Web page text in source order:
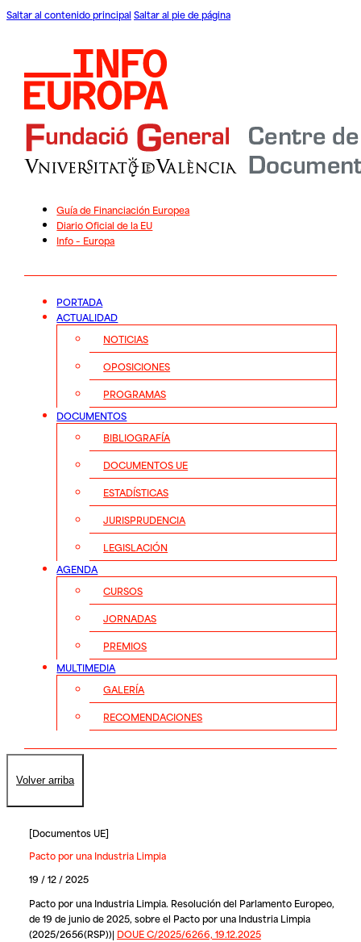
Saltar al contenido principal Saltar al pie de página
Guía de Financiación Europea
Diario Oficial de la EU
Info – Europa
PORTADA
ACTUALIDAD
NOTICIAS
OPOSICIONES
PROGRAMAS
DOCUMENTOS
BIBLIOGRAFÍA
DOCUMENTOS UE
ESTADÍSTICAS
JURISPRUDENCIA
LEGISLACIÓN
AGENDA
CURSOS
JORNADAS
PREMIOS
MULTIMEDIA
GALERÍA
RECOMENDACIONES
Volver arriba
[Documentos UE]
Pacto por una Industria Limpia
19 / 12 / 2025
Pacto por una Industria Limpia. Resolución del Parlamento Europeo,
de 19 de junio de 2025, sobre el Pacto por una Industria Limpia
(2025/2656(RSP))| DOUE C/2025/6266, 19.12.2025